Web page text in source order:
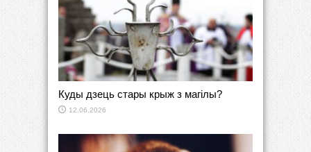
Куды дзець стары крыж з магілы?
12.06.2026